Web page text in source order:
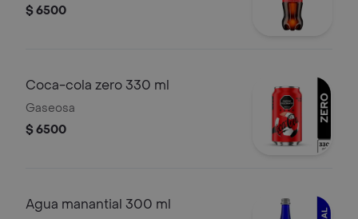
$ 6500
Coca-cola zero 330 ml
Gaseosa
$ 6500
Agua manantial 300 ml